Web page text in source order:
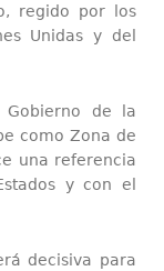
regido por los
Unidas y del
de la
como Zona de
una referencia
y con el
decisiva para